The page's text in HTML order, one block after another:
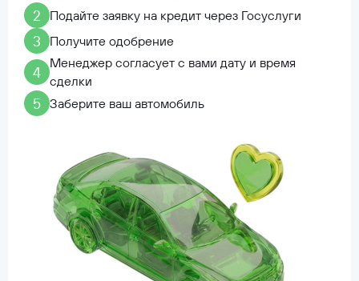
2 Подайте заявку на кредит через Госуслуги
3 Получите одобрение
4
Менеджер согласует с вами дату и время
сделки
5 Заберите ваш автомобиль